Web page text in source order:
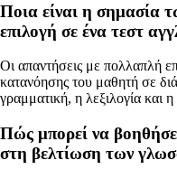
Ποια είναι η σημασία
επιλογή σε ένα τεστ
Οι απαντήσεις με πολλαπλή
κατανόησης του μαθητή σε
γραμματική, η λεξιλογία και
Πώς μπορεί να
στη βελτίωση των